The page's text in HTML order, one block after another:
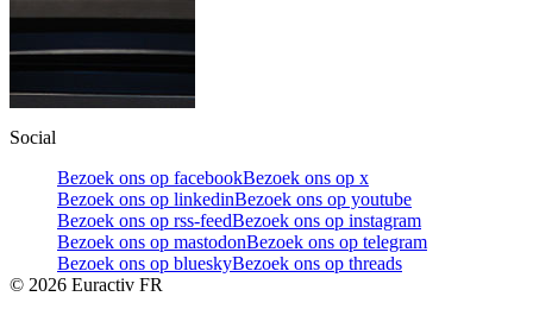
Social
Bezoek ons op facebookBezoek ons op x
Bezoek ons op linkedinBezoek ons op youtube
Bezoek ons op rss-feedBezoek ons op instagram
Bezoek ons op mastodonBezoek ons op telegram
Bezoek ons op blueskyBezoek ons op threads
© 2026 Euractiv FR